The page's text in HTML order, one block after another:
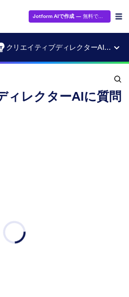
Jotform AIで作成 — 無料です！
クリエイティブディレクターAIに質問
ィレクターAIに質問